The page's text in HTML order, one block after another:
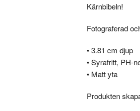
Kärnbibeln!
Fotograferad
• 3.81 cm djup
• Syrafritt, PH-
• Matt yta
Produkten